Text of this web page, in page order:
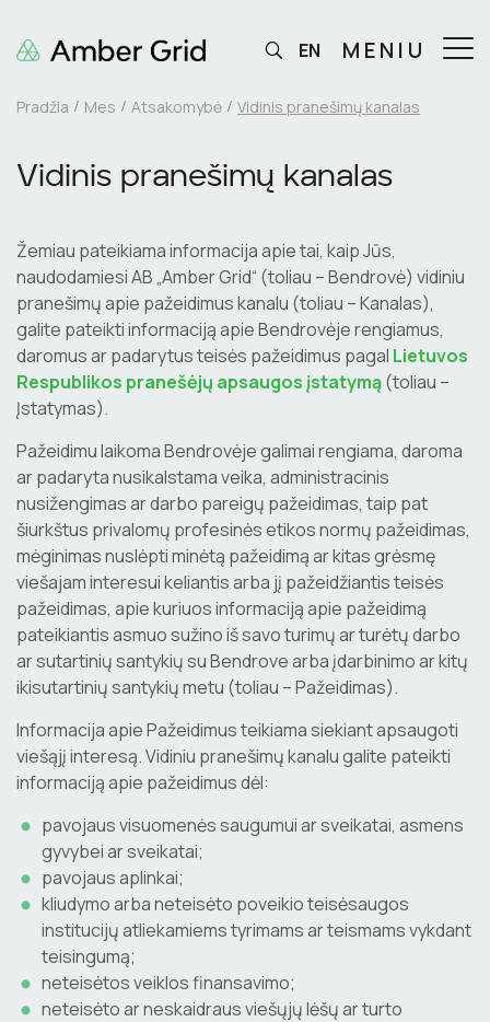
Pradžia Mes Atsakomybė Vidinis pranešimų kanalas
Vidinis pranešimų kanalas
Žemiau pateikiama informacija apie tai, kaip Jūs,
naudodamiesi AB „Amber Grid“ (toliau – Bendrovė) vidiniu
pranešimų apie pažeidimus kanalu (toliau – Kanalas),
galite pateikti informaciją apie Bendrovėje rengiamus,
daromus ar padarytus teisės pažeidimus pagal Lietuvos
Respublikos pranešėjų apsaugos įstatymą(toliau –
Įstatymas).
Pažeidimu laikoma Bendrovėje galimai rengiama, daroma
ar padaryta nusikalstama veika, administracinis
nusižengimas ar darbo pareigų pažeidimas, taip pat
šiurkštus privalomų profesinės etikos normų pažeidimas,
mėginimas nuslėpti minėtą pažeidimą ar kitas grėsmę
viešajam interesui keliantis arba jį pažeidžiantis teisės
pažeidimas, apie kuriuos informaciją apie pažeidimą
pateikiantis asmuo sužino iš savo turimų ar turėtų darbo
ar sutartinių santykių su Bendrove arba įdarbinimo ar kitų
ikisutartinių santykių metu (toliau – Pažeidimas).
Informacija apie Pažeidimus teikiama siekiant apsaugoti
viešąjį interesą. Vidiniu pranešimų kanalu galite pateikti
informaciją apie pažeidimus dėl:
pavojaus visuomenės saugumui ar sveikatai, asmens
gyvybei ar sveikatai;
pavojaus aplinkai;
kliudymo arba neteisėto poveikio teisėsaugos
institucijų atliekamiems tyrimams ar teismams vykdant
teisingumą;
neteisėtos veiklos finansavimo;
neteisėto ar neskaidraus viešųjų lėšų ar turto
EN MENIU